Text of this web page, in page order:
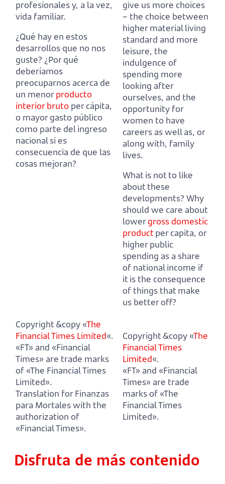
profesionales y, a la vez,
vida familiar.
¿Qué hay en estos
desarrollos que no nos
guste? ¿Por qué
deberíamos
preocuparnos acerca de
un menorproducto
interior bruto per cápita,
o mayor gasto público
como parte del ingreso
nacional si es
consecuencia de que las
cosas mejoran?
give us more choices
– the choice between
higher material living
standard and more
leisure, the
indulgence of
spending more
looking after
ourselves, and the
opportunity for
women to have
careers as well as, or
along with, family
lives.
What is not to like
about these
developments? Why
should we care about
lowergross domestic
product per capita, or
higher public
spending as a share
of national income if
it is the consequence
of things that make
us better off?
Copyright &copy «The
Financial Times Limited«.
«FT» and «Financial
Times» are trade marks
of «The Financial Times
Limited».
Translation for Finanzas
para Mortales with the
authorization of
«Financial Times».
Copyright &copy «The
Financial Times
Limited«.
«FT» and «Financial
Times» are trade
marks of «The
Financial Times
Limited».
Disfruta de más contenido